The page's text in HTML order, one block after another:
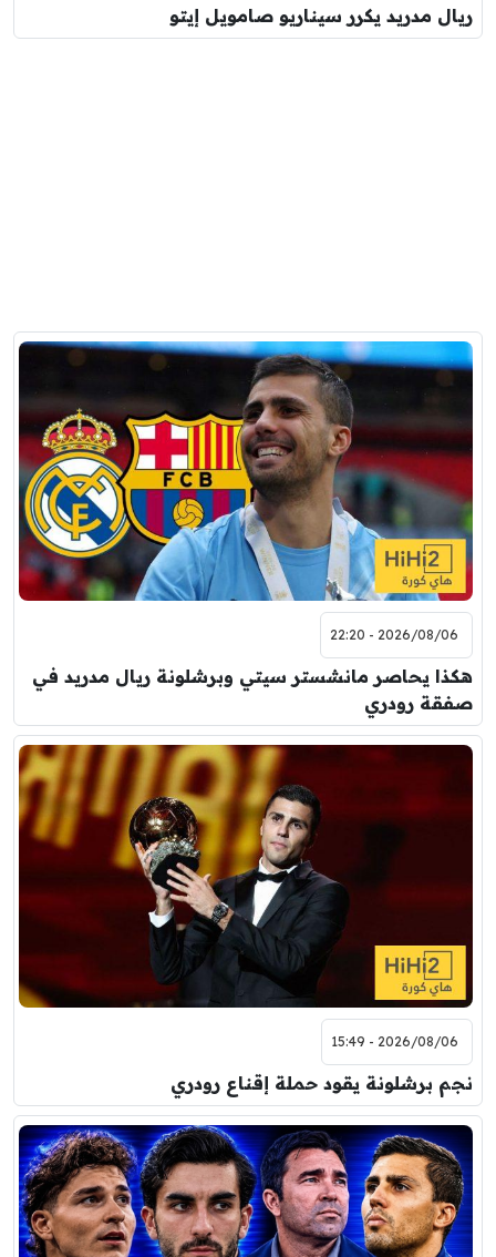
ريال مدريد يكرر سيناريو صامويل إيتو
2026/08/06 - 22:20
هكذا يحاصر مانشستر سيتي وبرشلونة ريال مدريد في
صفقة رودري
2026/08/06 - 15:49
نجم برشلونة يقود حملة إقناع رودري